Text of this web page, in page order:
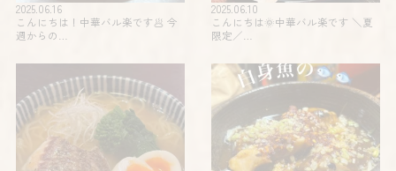
2025.06.16
こんにちは！中華バル楽です🥟 今
週からの…
2025.06.10
こんにちは🌞中華バル楽です️ ＼夏
限定️／…